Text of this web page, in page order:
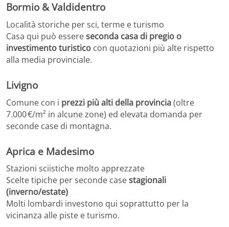
Bormio & Valdidentro
Località storiche per sci, terme e turismo
Casa qui può essereseconda casa di pregio o
investimento turistico con quotazioni più alte rispetto
alla media provinciale.
Livigno
Comune con i prezzi più alti della provincia(oltre
7.000 €/m² in alcune zone) ed elevata domanda per
seconde case di montagna.
Aprica e Madesimo
Stazioni sciistiche molto apprezzate
Scelte tipiche per seconde casestagionali
(inverno/estate)
Molti lombardi investono qui soprattutto per la
vicinanza alle piste e turismo.